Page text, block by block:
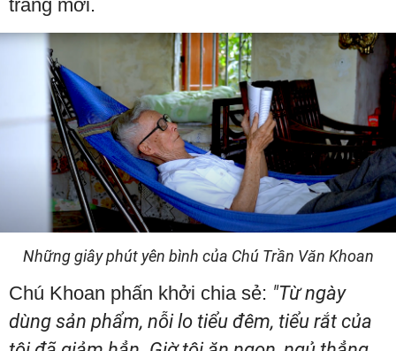
trang mới.
Những giây phút yên bình của Chú Trần Văn Khoan
Chú Khoan phấn khởi chia sẻ: "Từ ngày
dùng sản phẩm, nỗi lo tiểu đêm, tiểu rắt của